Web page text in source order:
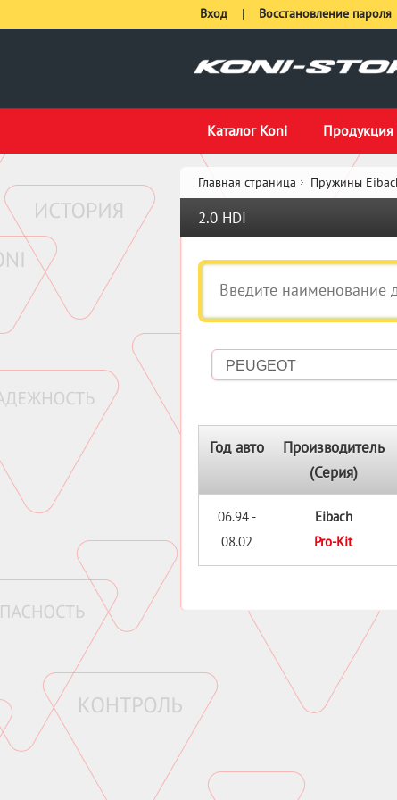
Каталог Koni Продукция
Вход | Восстановление пароля
Главная страница Пружины
2.0 HDI
PEUGEOT
Год авто
Производитель
(Серия)
06.94 -
08.02
Eibach
Pro-Kit